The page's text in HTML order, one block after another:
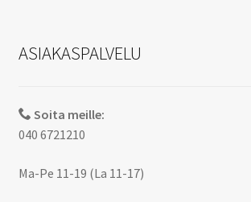
ASIAKASPALVELU
Soita meille:
040 6721210
Ma-Pe 11-19 (La 11-17)